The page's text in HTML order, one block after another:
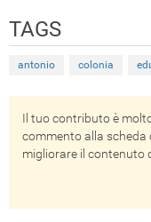
TAGS
antonio colonia
Il tuo contributo è
commento alla
migliorare il contenuto